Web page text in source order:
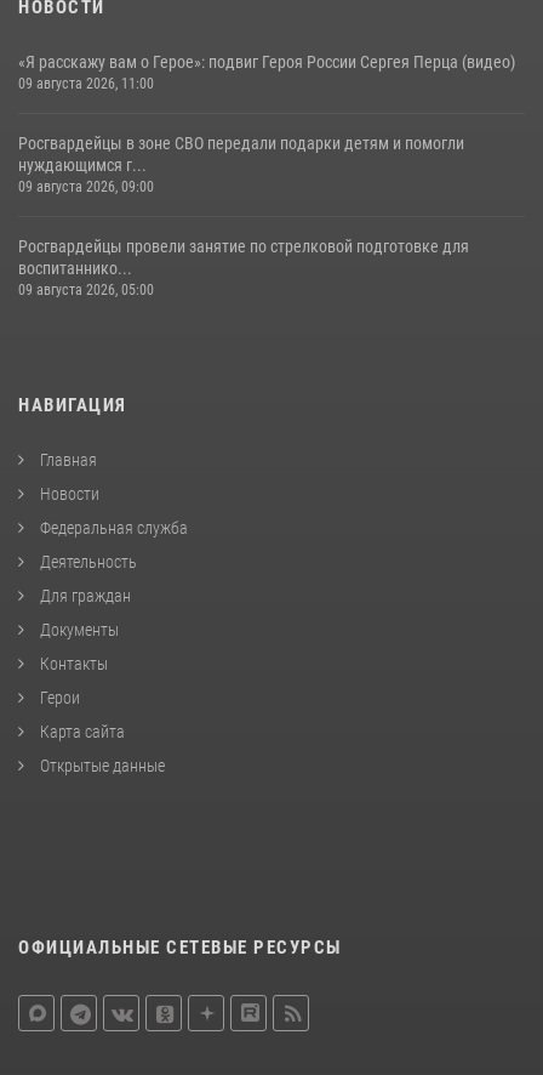
НОВОСТИ
«Я расскажу вам о Герое»: подвиг Героя России Сергея Перца (видео)
09 августа 2026, 11:00
Росгвардейцы в зоне СВО передали подарки детям и помогли
нуждающимся г...
09 августа 2026, 09:00
Росгвардейцы провели занятие по стрелковой подготовке для
воспитаннико...
09 августа 2026, 05:00
НАВИГАЦИЯ
Главная
Новости
Федеральная служба
Деятельность
Для граждан
Документы
Контакты
Герои
Карта сайта
Открытые данные
ОФИЦИАЛЬНЫЕ СЕТЕВЫЕ РЕСУРСЫ